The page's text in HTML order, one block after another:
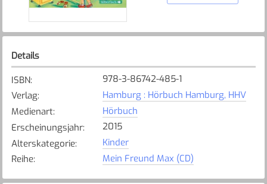
Details
ISBN:
978-3-86742-485-1
Verlag:
Hamburg : Hörbuch Hamburg, HHV
Medienart:
Hörbuch
Erscheinungsjahr:
2015
Alterskategorie:
Kinder
Reihe: Mein Freund Max (CD)